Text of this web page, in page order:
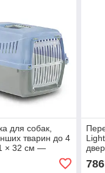
для собак,
тварин до 4
× 32 см —
small Light Blue з
дверцятами
786